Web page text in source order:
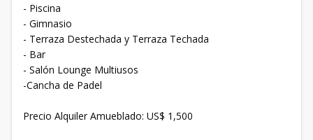
- Piscina
- Gimnasio
- ⁠Terraza Destechada y Terraza Techada
- ⁠Bar
- ⁠Salón Lounge Multiusos
-Cancha de Padel
Precio Alquiler Amueblado: US$ 1,500